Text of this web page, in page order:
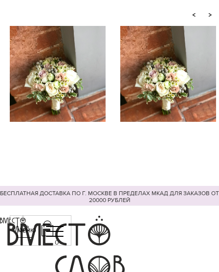
< >
БЕСПЛАТНАЯ ДОСТАВКА ПО Г. МОСКВЕ В ПРЕДЕЛАХ МКАД ДЛЯ ЗАКАЗОВ ОТ
20000 РУБЛЕЙ
МЕНЮ
0